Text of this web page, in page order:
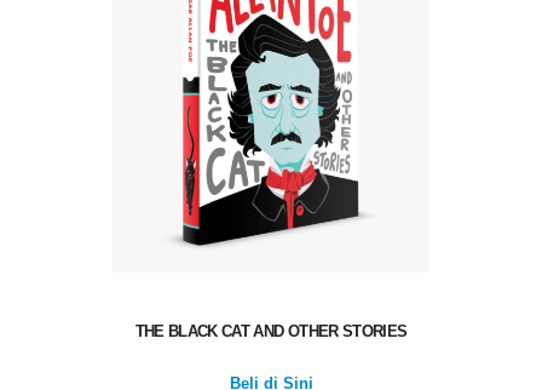
THE BLACK CAT AND OTHER STORIES
Beli di Sini